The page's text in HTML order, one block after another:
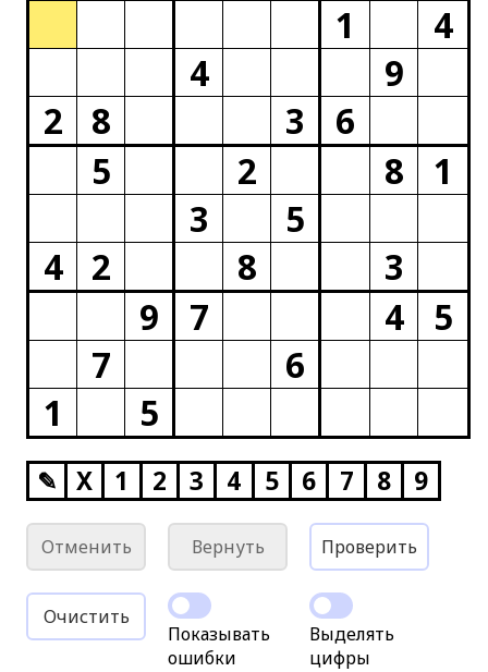
1
4
4
9
2
8 3
6
5
2 8
1
3
5
4
2 8
3
9
7 4
5
7
6
1
5
✎ X 1 2 3 4 5 6 7 8 9
Отменить Вернуть Проверить
Очистить
Показывать
ошибки
Выделять
цифры